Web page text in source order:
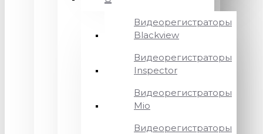
Видеорегистраторы
Blackview
Видеорегистраторы
Inspector
Видеорегистраторы
Mio
Видеорегистраторы